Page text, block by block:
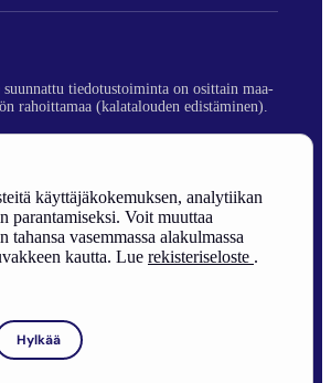
käyttäjäkokemuksen, analytiikan
parantamiseksi. Voit muuttaa
tahansa vasemmassa alakulmassa
kautta. Lue rekisteriseloste .
Hylkää
tiedotustoiminta on osittain maa-
rahoittamaa (kalatalouden edistäminen).
Rekisteriseloste
Sivuston toteutus